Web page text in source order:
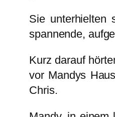
Sie unterhielten
spannende,
Kurz darauf
vor Mandys
Chris.